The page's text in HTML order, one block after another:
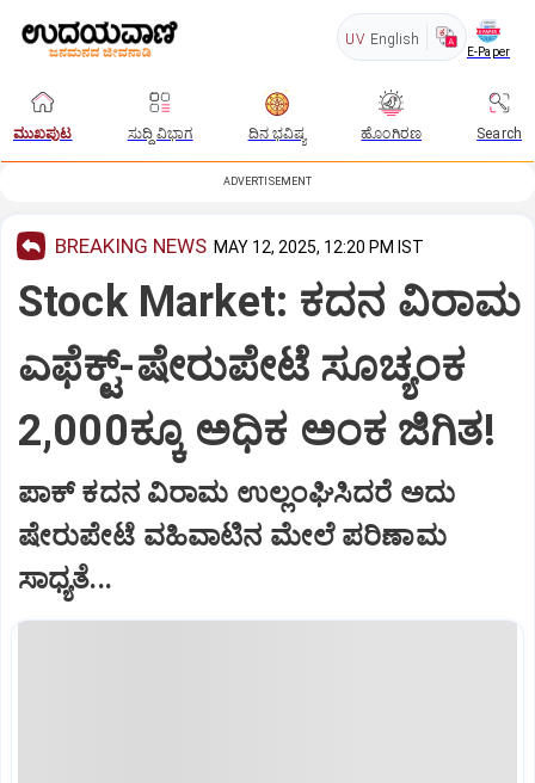
UV English
E-Paper
ಮುಖಪುಟ ಸುದ್ದಿ ವಿಭಾಗ ದಿನ ಭವಿಷ್ಯ ಹೊಂಗಿರಣ Search
ADVERTISEMENT
BREAKING NEWS MAY 12, 2025, 12:20 PM IST
Stock Market: ಕದನ ವಿರಾಮ
ಎಫೆಕ್ಟ್-ಷೇರುಪೇಟೆ ಸೂಚ್ಯಂಕ
2,000ಕ್ಕೂ ಅಧಿಕ ಅಂಕ ಜಿಗಿತ!
ಪಾಕ್‌ ಕದನ ವಿರಾಮ ಉಲ್ಲಂಘಿಸಿದರೆ ಅದು
ಷೇರುಪೇಟೆ ವಹಿವಾಟಿನ ಮೇಲೆ ಪರಿಣಾಮ
ಸಾಧ್ಯತೆ...